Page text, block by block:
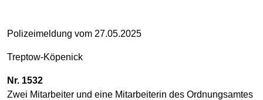
Polizeimeldung vom 27.05.2025
Treptow-Köpenick
Nr. 1532
Zwei Mitarbeiter und eine Mitarbeiterin des Ordnungsamtes